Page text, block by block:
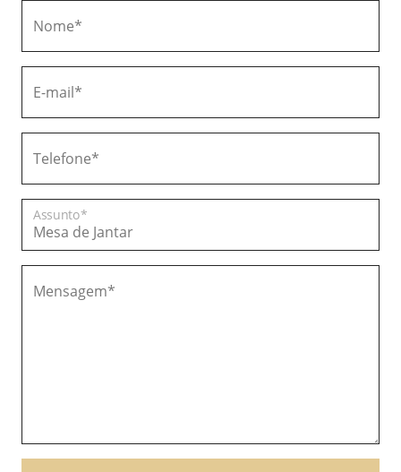
Nome*
E-mail*
Telefone*
Assunto*
Mensagem*